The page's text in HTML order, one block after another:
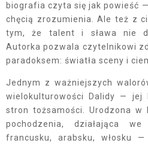
biografia czyta się jak powieść
chęcią zrozumienia. Ale też z
tym, że talent i sława nie
Autorka pozwala czytelnikowi
paradoksem: światła sceny i
Jednym z ważniejszych
wielokulturowości Dalidy — jej
stron tożsamości. Urodzona w
pochodzenia, działająca
francusku, arabsku, włosku